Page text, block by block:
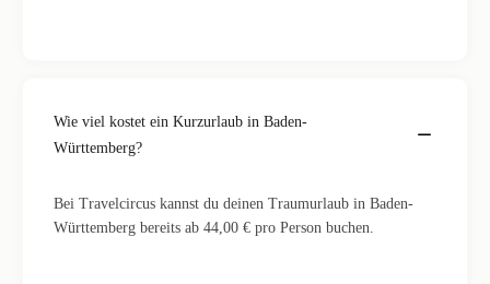
Wie viel kostet ein Kurzurlaub in Baden-
Württemberg?
Bei Travelcircus kannst du deinen Traumurlaub in Baden-
Württemberg bereits ab 44,00 € pro Person buchen.